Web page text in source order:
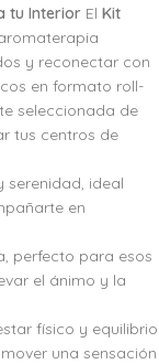
tu Interior El Kit
y reconectar con
en formato roll-
seleccionada de
tus centros de
ideal
en
perfecto para esos
el ánimo y la
físico y equilibrio
una sensación